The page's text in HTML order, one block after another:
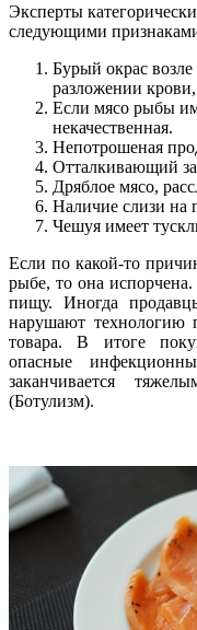
Эксперты
следующими
Бурый окрас возле
разложении
Если мясо рыбы
некачественная.
Непотрошеная
Отталкивающий
Дряблое мясо,
Наличие слизи на
Чешуя имеет
Если по какой-то
рыбе, то она испорчена.
пищу. Иногда
нарушают технологию
товара. В итоге
опасные
заканчивается
(Ботулизм).